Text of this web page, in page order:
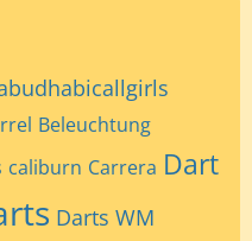
Beleuchtung
caliburn Carrera Dart
Darts WM